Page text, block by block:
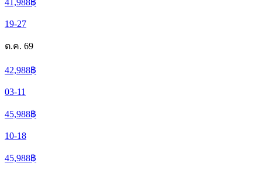
19-27
ต.ค. 69
42,988฿
03-11
45,988฿
10-18
45,988฿